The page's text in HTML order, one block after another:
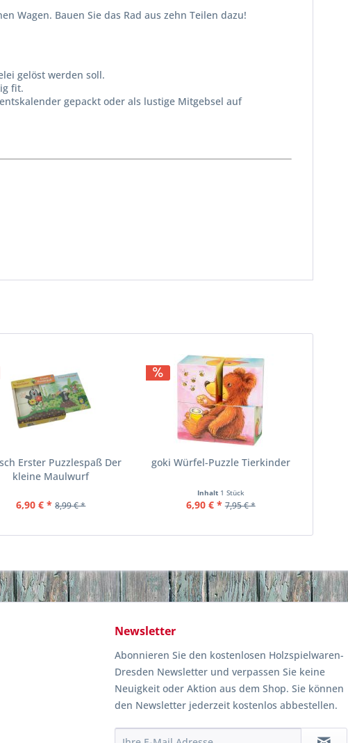
Wagen. Bauen Sie das Rad aus zehn Teilen dazu!
gelöst werden soll.
fit.
gepackt oder als lustige Mitgebsel auf
Erster Puzzlespaß Der
kleine Maulwurf
6,90 € * 8,99 € *
goki Würfel-Puzzle Tierkinder
Inhalt 1 Stück
6,90 € * 7,95 € *
Newsletter
Abonnieren Sie den kostenlosen Holzspielwaren-
Dresden Newsletter und verpassen Sie keine
Neuigkeit oder Aktion aus dem Shop. Sie können
den Newsletter jederzeit kostenlos abbestellen.